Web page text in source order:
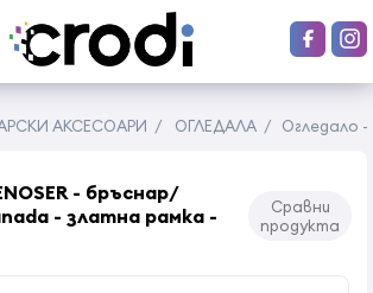
АКСЕСОАРИ / ОГЛЕДАЛА / Огледало -
- бръснар/
- златна рамка -
Сравни
продукта